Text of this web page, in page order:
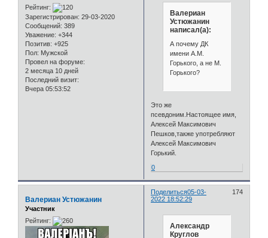
Рейтинг:
Зарегистрирован: 29-03-2020
Сообщений: 389
Уважение: +344
Позитив: +925
Пол: Мужской
Провел на форуме:
2 месяца 10 дней
Последний визит:
Вчера 05:53:52
Валериан
Устюжанин
написал(а):
А почему ДК
имени А.М.
Горького, а не М.
Горького?
Это же
псевдоним.Настоящее имя,
Алексей Максимович
Пешков,также употребляют
Алексей Максимович
Горький.
0
Поделиться 174
05-03-
2022 18:52:29
Валериан Устюжанин
Участник
Рейтинг:
Александр
Круглов